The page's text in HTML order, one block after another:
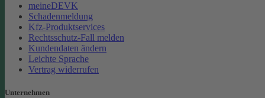
meineDEVK
Schadenmeldung
Kfz-Produktservices
Rechtsschutz-Fall melden
Kundendaten ändern
Leichte Sprache
Vertrag widerrufen
Unternehmen